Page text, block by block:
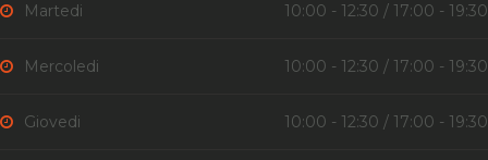
Martedi 10:00 - 12:30 / 17:00 - 19:30
Mercoledi 10:00 - 12:30 / 17:00 - 19:30
Giovedi 10:00 - 12:30 / 17:00 - 19:30